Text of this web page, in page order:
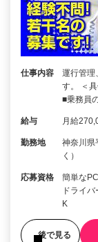
仕事内容
運行管理
す。 ＜
■乗務員
給与 月給
勤務地
神奈川県
く）
応募資格
簡単な
ドライ
K
後で見る